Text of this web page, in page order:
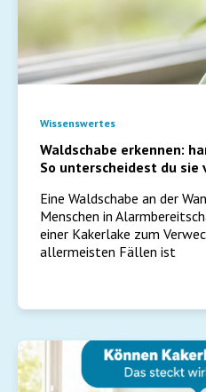
Waldschabe erkennen:
So unterscheidest du sie
Eine Waldschabe an der
Menschen in
einer Kakerlake zum
allermeisten Fällen ist
Wissenswertes